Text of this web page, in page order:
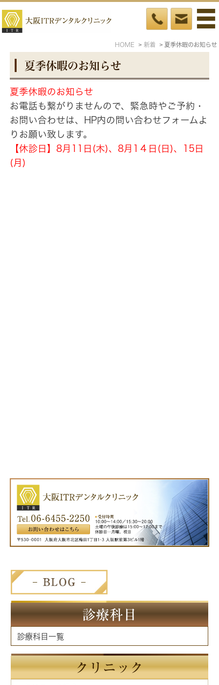
HOME 新着 夏季休暇のお知らせ
夏季休暇のお知らせ
夏季休暇のお知らせ
お電話も繋がりませんので、緊急時やご予約・
お問い合わせは、HP内の問い合わせフォームよ
りお願い致します。
【休診日】8月11日(木)、8月1４日(日)、15日
(月)
診療科目
診療科目一覧
クリニック